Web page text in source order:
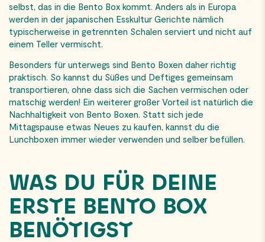
selbst, das in die Bento Box kommt. Anders als in Europa
werden in der japanischen Esskultur Gerichte nämlich
typischerweise in getrennten Schalen serviert und nicht auf
einem Teller vermischt.
Besonders für unterwegs sind Bento Boxen daher richtig
praktisch. So kannst du Süßes und Deftiges gemeinsam
transportieren, ohne dass sich die Sachen vermischen oder
matschig werden! Ein weiterer großer Vorteil ist natürlich die
Nachhaltigkeit von Bento Boxen. Statt sich jede
Mittagspause etwas Neues zu kaufen, kannst du die
Lunchboxen immer wieder verwenden und selber befüllen.
WAS DU FÜR DEINE
ERSTE BENTO BOX
BENÖTIGST